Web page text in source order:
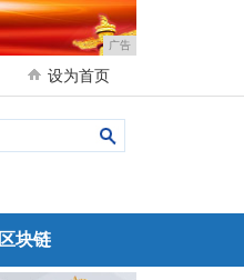
广告
设为首页
区块链